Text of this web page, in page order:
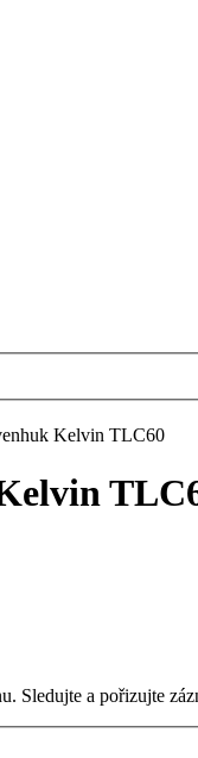
Kelvin TLC60
Sledujte a pořizujte